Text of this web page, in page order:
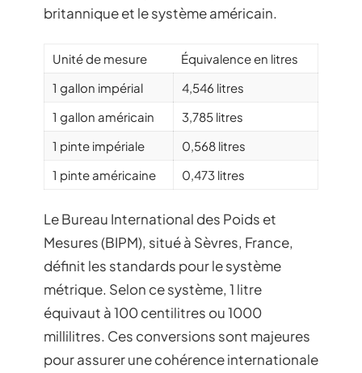
britannique et le système américain.
Unité de mesure
Équivalence en litres
1 gallon impérial
4,546 litres
1 gallon américain
3,785 litres
1 pinte impériale
0,568 litres
1 pinte américaine
0,473 litres
Le Bureau International des Poids et
Mesures (BIPM), situé à Sèvres, France,
définit les standards pour le système
métrique. Selon ce système, 1 litre
équivaut à 100 centilitres ou 1000
millilitres. Ces conversions sont majeures
pour assurer une cohérence internationale